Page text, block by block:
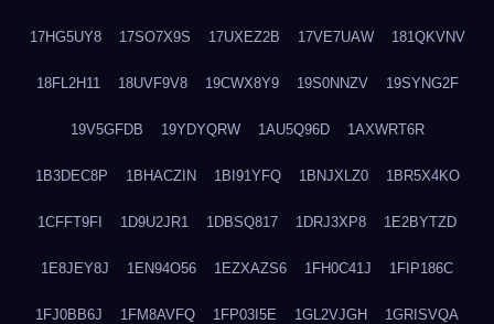
17HG5UY8 17SO7X9S 17UXEZ2B 17VE7UAW 181QKVNV
18FL2H11 18UVF9V8 19CWX8Y9 19S0NNZV 19SYNG2F
19V5GFDB 19YDYQRW 1AU5Q96D 1AXWRT6R
1B3DEC8P 1BHACZIN 1BI91YFQ 1BNJXLZ0 1BR5X4KO
1CFFT9FI 1D9U2JR1 1DBSQ817 1DRJ3XP8 1E2BYTZD
1E8JEY8J 1EN94O56 1EZXAZS6 1FH0C41J 1FIP186C
1FJ0BB6J 1FM8AVFQ 1FP03I5E 1GL2VJGH 1GRISVQA